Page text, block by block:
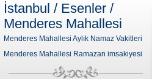
İstanbul / Esenler /
Menderes Mahallesi
Menderes Mahallesi Aylık Namaz Vakitleri
Menderes Mahallesi Ramazan imsakiyesi